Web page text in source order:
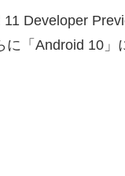
Developer
「Android 10」